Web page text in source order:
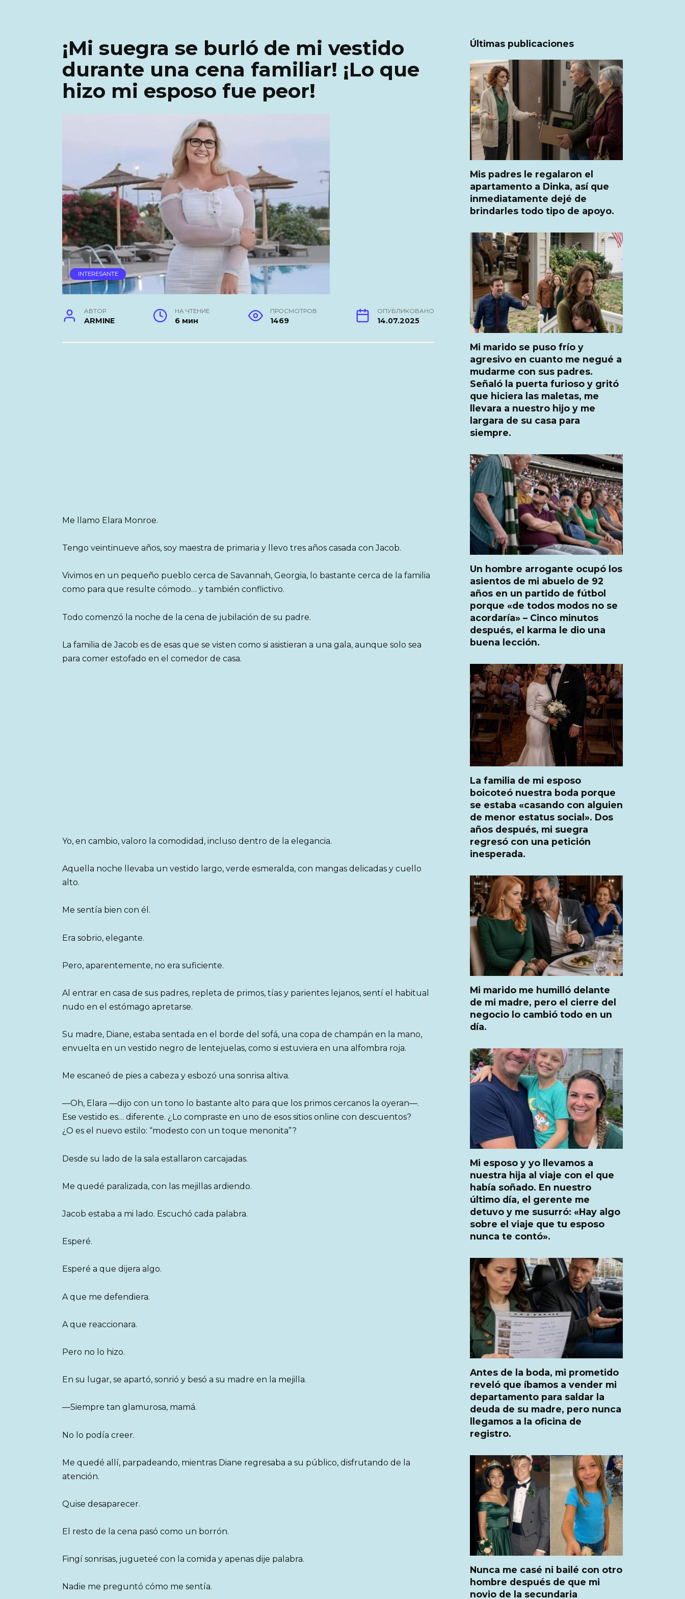
¡Mi suegra se burló de mi vestido
durante una cena familiar! ¡Lo que
hizo mi esposo fue peor!
INTERESANTE
АВТОР
ARMINE
НА ЧТЕНИЕ
6 мин
ПРОСМОТРОВ
1469
ОПУБЛИКОВАНО
14.07.2025
Me llamo Elara Monroe.
Tengo veintinueve años, soy maestra de primaria y llevo tres años casada con Jacob.
Vivimos en un pequeño pueblo cerca de Savannah, Georgia, lo bastante cerca de la familia
como para que resulte cómodo… y también conflictivo.
Todo comenzó la noche de la cena de jubilación de su padre.
La familia de Jacob es de esas que se visten como si asistieran a una gala, aunque solo sea
para comer estofado en el comedor de casa.
Yo, en cambio, valoro la comodidad, incluso dentro de la elegancia.
Aquella noche llevaba un vestido largo, verde esmeralda, con mangas delicadas y cuello
alto.
Me sentía bien con él.
Era sobrio, elegante.
Pero, aparentemente, no era suficiente.
Al entrar en casa de sus padres, repleta de primos, tías y parientes lejanos, sentí el habitual
nudo en el estómago apretarse.
Su madre, Diane, estaba sentada en el borde del sofá, una copa de champán en la mano,
envuelta en un vestido negro de lentejuelas, como si estuviera en una alfombra roja.
Me escaneó de pies a cabeza y esbozó una sonrisa altiva.
—Oh, Elara —dijo con un tono lo bastante alto para que los primos cercanos la oyeran—.
Ese vestido es… diferente. ¿Lo compraste en uno de esos sitios online con descuentos?
¿O es el nuevo estilo: “modesto con un toque menonita”?
Desde su lado de la sala estallaron carcajadas.
Me quedé paralizada, con las mejillas ardiendo.
Jacob estaba a mi lado. Escuchó cada palabra.
Esperé.
Esperé a que dijera algo.
A que me defendiera.
A que reaccionara.
Pero no lo hizo.
En su lugar, se apartó, sonrió y besó a su madre en la mejilla.
—Siempre tan glamurosa, mamá.
No lo podía creer.
Me quedé allí, parpadeando, mientras Diane regresaba a su público, disfrutando de la
atención.
Quise desaparecer.
El resto de la cena pasó como un borrón.
Fingí sonrisas, jugueteé con la comida y apenas dije palabra.
Nadie me preguntó cómo me sentía.
Últimas publicaciones
Mis padres le regalaron el
apartamento a Dinka, así que
inmediatamente dejé de
brindarles todo tipo de apoyo.
Mi marido se puso frío y
agresivo en cuanto me negué a
mudarme con sus padres.
Señaló la puerta furioso y gritó
que hiciera las maletas, me
llevara a nuestro hijo y me
largara de su casa para
siempre.
Un hombre arrogante ocupó los
asientos de mi abuelo de 92
años en un partido de fútbol
porque «de todos modos no se
acordaría» – Cinco minutos
después, el karma le dio una
buena lección.
La familia de mi esposo
boicoteó nuestra boda porque
se estaba «casando con alguien
de menor estatus social». Dos
años después, mi suegra
regresó con una petición
inesperada.
Mi marido me humilló delante
de mi madre, pero el cierre del
negocio lo cambió todo en un
día.
Mi esposo y yo llevamos a
nuestra hija al viaje con el que
había soñado. En nuestro
último día, el gerente me
detuvo y me susurró: «Hay algo
sobre el viaje que tu esposo
nunca te contó».
Antes de la boda, mi prometido
reveló que íbamos a vender mi
departamento para saldar la
deuda de su madre, pero nunca
llegamos a la oficina de
registro.
Nunca me casé ni bailé con otro
hombre después de que mi
novio de la secundaria